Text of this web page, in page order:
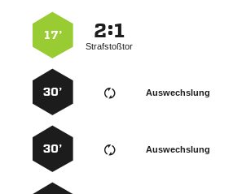
:
Strafstoßtor
17’
Auswechslung
30’
Auswechslung
30’